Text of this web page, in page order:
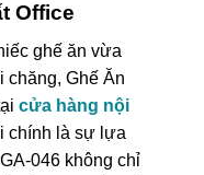
Office
ghế ăn vừa
chăng, Ghế Ăn
cửa hàng nội
chính là sự lựa
046 không chỉ